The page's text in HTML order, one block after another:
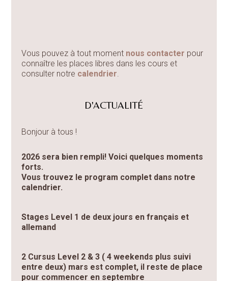
Vous pouvez à tout moment nous contacter pour
connaître les places libres dans les cours et
consulter notre calendrier.
D'ACTUALITÉ
Bonjour à tous !
2026 sera bien rempli! Voici quelques moments
forts.
Vous trouvez le program complet dans notre
calendrier.
Stages Level 1 de deux jours en français et
allemand
2 Cursus Level 2 & 3 ( 4 weekends plus suivi
entre deux) mars est complet, il reste de place
pour commencer en septembre